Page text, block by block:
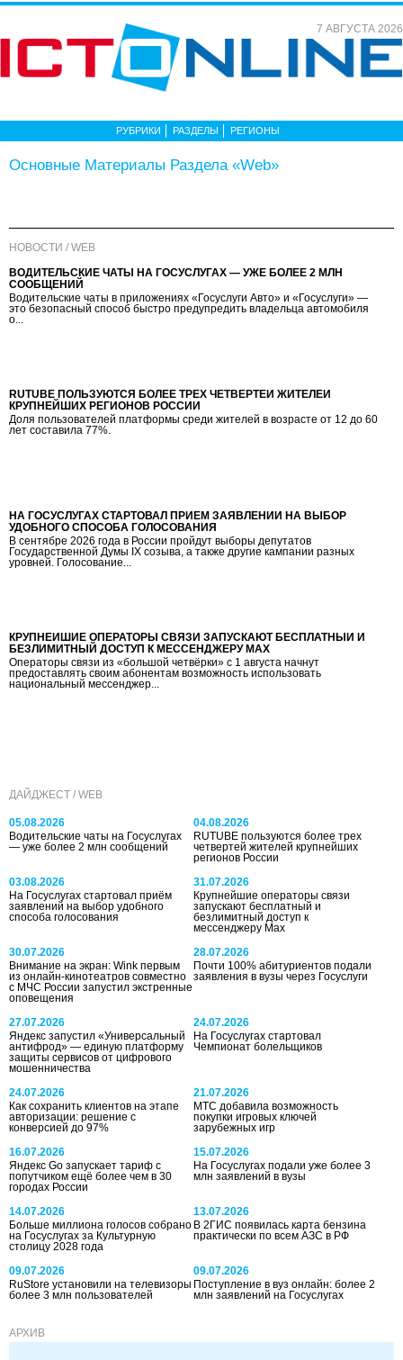
7 АВГУСТА 2026
РУБРИКИ РАЗДЕЛЫ РЕГИОНЫ
Основные Материалы Раздела «Web»
НОВОСТИ / WEB
ВОДИТЕЛЬСКИЕ ЧАТЫ НА ГОСУСЛУГАХ — УЖЕ БОЛЕЕ 2 МЛН
СООБЩЕНИЙ
Водительские чаты в приложениях «Госуслуги Авто» и «Госуслуги» —
это безопасный способ быстро предупредить владельца автомобиля
о...
RUTUBE ПОЛЬЗУЮТСЯ БОЛЕЕ ТРЕХ ЧЕТВЕРТЕЙ ЖИТЕЛЕЙ
КРУПНЕЙШИХ РЕГИОНОВ РОССИИ
Доля пользователей платформы среди жителей в возрасте от 12 до 60
лет составила 77%.
НА ГОСУСЛУГАХ СТАРТОВАЛ ПРИЁМ ЗАЯВЛЕНИЙ НА ВЫБОР
УДОБНОГО СПОСОБА ГОЛОСОВАНИЯ
В сентябре 2026 года в России пройдут выборы депутатов
Государственной Думы IX созыва, а также другие кампании разных
уровней. Голосование...
КРУПНЕЙШИЕ ОПЕРАТОРЫ СВЯЗИ ЗАПУСКАЮТ БЕСПЛАТНЫЙ И
БЕЗЛИМИТНЫЙ ДОСТУП К МЕССЕНДЖЕРУ МАХ
Операторы связи из «большой четвёрки» с 1 августа начнут
предоставлять своим абонентам возможность использовать
национальный мессенджер...
ДАЙДЖЕСТ / WEB
05.08.2026
Водительские чаты на Госуслугах
— уже более 2 млн сообщений
04.08.2026
RUTUBE пользуются более трех
четвертей жителей крупнейших
регионов России
03.08.2026
На Госуслугах стартовал приём
заявлений на выбор удобного
способа голосования
31.07.2026
Крупнейшие операторы связи
запускают бесплатный и
безлимитный доступ к
мессенджеру Мах
30.07.2026
Внимание на экран: Wink первым
из онлайн-кинотеатров совместно
с МЧС России запустил экстренные
оповещения
28.07.2026
Почти 100% абитуриентов подали
заявления в вузы через Госуслуги
27.07.2026
Яндекс запустил «Универсальный
антифрод» — единую платформу
защиты сервисов от цифрового
мошенничества
24.07.2026
На Госуслугах стартовал
Чемпионат болельщиков
24.07.2026
Как сохранить клиентов на этапе
авторизации: решение с
конверсией до 97%
21.07.2026
МТС добавила возможность
покупки игровых ключей
зарубежных игр
16.07.2026
Яндекс Go запускает тариф с
попутчиком ещё более чем в 30
городах России
15.07.2026
На Госуслугах подали уже более 3
млн заявлений в вузы
14.07.2026
Больше миллиона голосов собрано
на Госуслугах за Культурную
столицу 2028 года
13.07.2026
В 2ГИС появилась карта бензина
практически по всем АЗС в РФ
09.07.2026
RuStore установили на телевизоры
более 3 млн пользователей
09.07.2026
Поступление в вуз онлайн: более 2
млн заявлений на Госуслугах
АРХИВ